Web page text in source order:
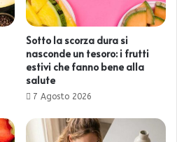
Sotto la scorza dura si
nasconde un tesoro: i frutti
estivi che fanno bene alla
salute
7 Agosto 2026